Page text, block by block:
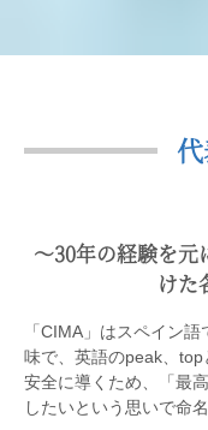
〜30年の経験を
けた
「CIMA」はスペイン
味で、英語のpeak、
安全に導くため、「最
したいという思いで命